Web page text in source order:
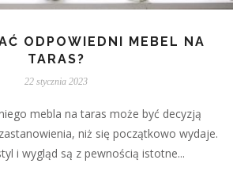
ODPOWIEDNI MEBEL NA
TARAS?
22 stycznia 2023
mebla na taras może być decyzją
niż się początkowo wydaje.
i wygląd są z pewnością istotne...